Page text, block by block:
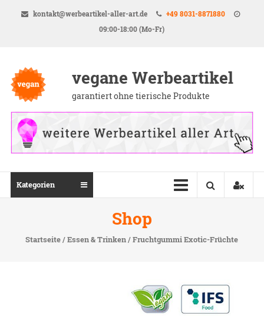
kontakt@werbeartikel-aller-art.de
+49 8031-8871880
09:00-18:00 (Mo-Fr)
vegane Werbeartikel
garantiert ohne tierische Produkte
Kategorien
Shop
Startseite/Essen & Trinken/ Fruchtgummi Exotic-Früchte